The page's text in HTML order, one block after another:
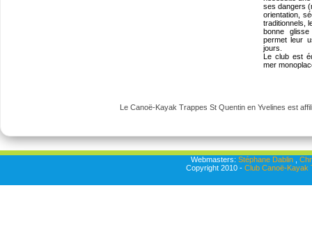
ses dangers
orientation,
traditionnels,
bonne
permet leur
jours.
Le club est
mer
Le Canoë-Kayak Trappes St Quentin en Yvelines est
Webmasters: Stéphane Dablin,
Copyright 2010 - Club Canoë-Kayak